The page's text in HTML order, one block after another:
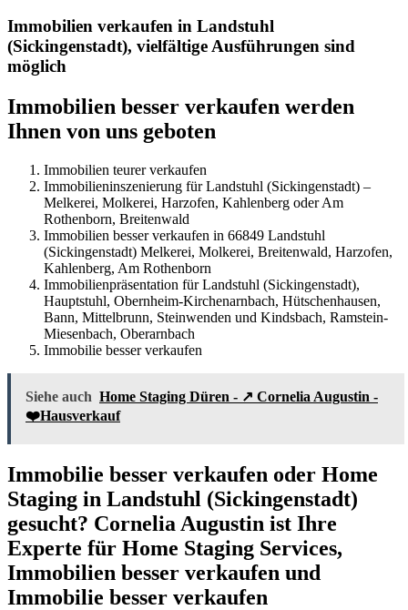
Immobilien verkaufen in Landstuhl
(Sickingenstadt), vielfältige Ausführungen sind
möglich
Immobilien besser verkaufen werden
Ihnen von uns geboten
Immobilien teurer verkaufen
Immobilieninszenierung für Landstuhl (Sickingenstadt) –
Melkerei, Molkerei, Harzofen, Kahlenberg oder Am
Rothenborn, Breitenwald
Immobilien besser verkaufen in 66849 Landstuhl
(Sickingenstadt) Melkerei, Molkerei, Breitenwald, Harzofen,
Kahlenberg, Am Rothenborn
Immobilienpräsentation für Landstuhl (Sickingenstadt),
Hauptstuhl, Obernheim-Kirchenarnbach, Hütschenhausen,
Bann, Mittelbrunn, Steinwenden und Kindsbach, Ramstein-
Miesenbach, Oberarnbach
Immobilie besser verkaufen
Siehe auch Home Staging Düren - ↗️ Cornelia Augustin -
❤️Hausverkauf
Immobilie besser verkaufen oder Home
Staging in Landstuhl (Sickingenstadt)
gesucht? Cornelia Augustin ist Ihre
Experte für Home Staging Services,
Immobilien besser verkaufen und
Immobilie besser verkaufen